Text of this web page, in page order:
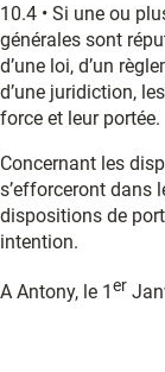
10.4 • Si une ou
générales sont
d’une loi, d’un
d’une juridiction,
force et leur portée.
Concernant les
s’efforceront dans
dispositions de
intention.
A Antony, le 1 er